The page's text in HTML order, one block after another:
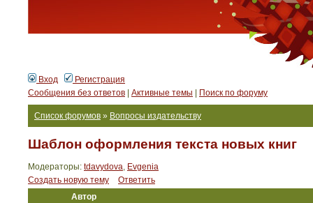
Вход
Регистрация
Сообщения без ответов
Активные темы Поиск по форуму
Список форумов » Вопросы издательству
Шаблон оформления текста новых книг
Модераторы: tdavydova, Evgenia
Создать новую тему
Ответить
Автор